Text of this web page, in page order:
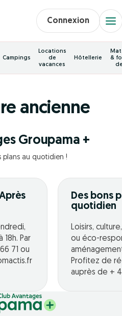
Connexion
ancienne
Campings
Locations
de
vacances
Hôtellerie
&
Groupama +
plans au quotidien !
18h. Par
71 ou
Des bons
quotidien
Loisirs,
ou éco-
Profitez de
auprès de +